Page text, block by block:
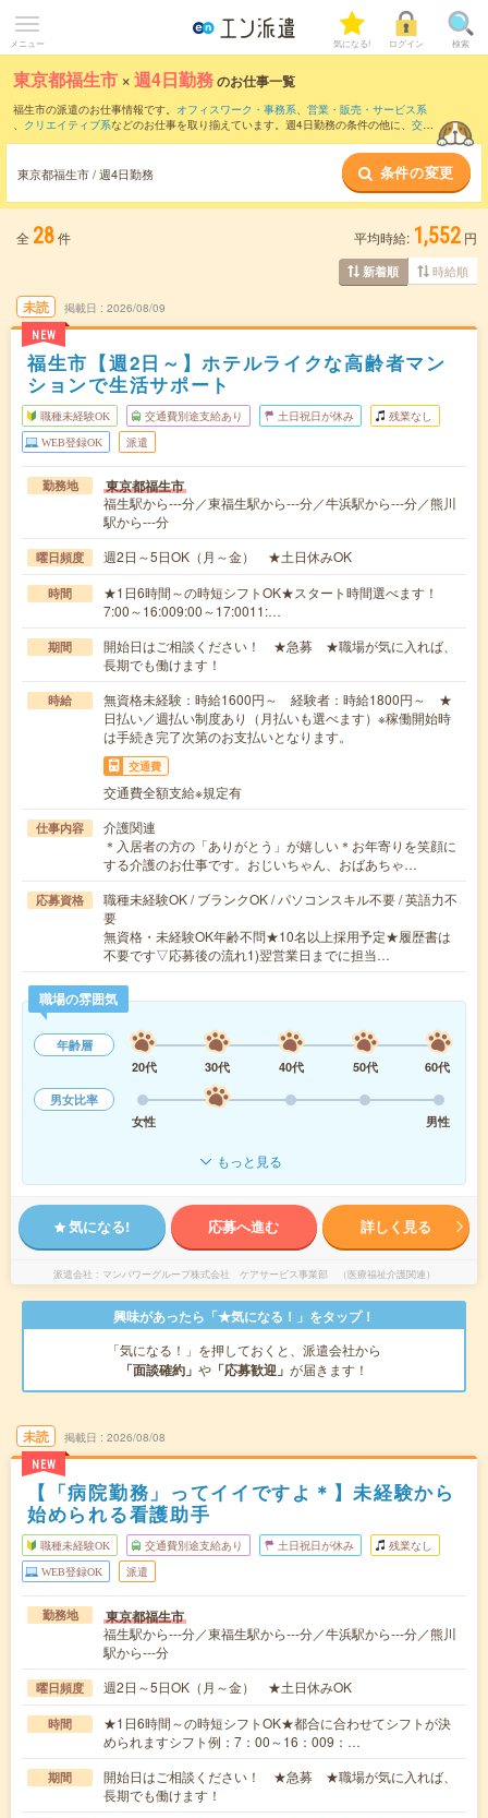
メニュー 気になる! ログイン 検索
東京都福生市 ×週4日勤務のお仕事一覧
福生市の派遣のお仕事情報です。 オフィスワーク・事務系、 営業・販売・サービス系
、 クリエイティブ系などのお仕事を取り揃えています。週4日勤務の条件の他に、 交通
東京都福生市 / 週4日勤務 条件の変更
全 28件 平均時給: 1,552 円
新着順 時給順
未読
NEW
掲載日 2026/08/09
福生市【週2日～】ホテルライクな高齢者マン
ションで生活サポート
職種未経験OK 交通費別途支給あり 土日祝日が休み 残業なし
WEB登録OK 派遣
勤務地 東京都福生市
福生駅から---分／東福生駅から---分／牛浜駅から---分／熊川
駅から---分
曜日頻度 週2日～5日OK（月～金） ★土日休みOK
時間
★1日6時間～の時短シフトOK★スタート時間選べます！
7:00～16:009:00～17:0011:…
期間
開始日はご相談ください！ ★急募 ★職場が気に入れば、
長期でも働けます！
時給
無資格未経験：時給1600円～ 経験者：時給1800円～ ★
日払い／週払い制度あり（月払いも選べます）※稼働開始時
は手続き完了次第のお支払いとなります。
交通費
交通費全額支給※規定有
仕事内容
介護関連
＊入居者の方の「ありがとう」が嬉しい＊お年寄りを笑顔に
する介護のお仕事です。おじいちゃん、おばあちゃ…
応募資格
職種未経験OK / ブランクOK / パソコンスキル不要 / 英語力不
要
無資格・未経験OK年齢不問★10名以上採用予定★履歴書は
不要です▽応募後の流れ1)翌営業日までに担当…
職場の雰囲気
年齢層
20代
30代 40代 50代
60代
男女比率
女性
男性
もっと見る
気になる! 応募へ進む 詳しく見る
派遣会社 マンパワーグループ株式会社 ケアサービス事業部 （医療福祉介護関連）
興味があったら「★気になる！」をタップ！
「気になる！」を押しておくと、派遣会社から
「面談確約」 や 「応募歓迎」 が届きます！
未読
NEW
掲載日 2026/08/08
【「病院勤務」ってイイですよ＊】未経験から
始められる看護助手
職種未経験OK 交通費別途支給あり 土日祝日が休み 残業なし
WEB登録OK 派遣
勤務地 東京都福生市
福生駅から---分／東福生駅から---分／牛浜駅から---分／熊川
駅から---分
曜日頻度 週2日～5日OK（月～金） ★土日休みOK
時間
★1日6時間～の時短シフトOK★都合に合わせてシフトが決
められますシフト例：7：00～16：009：…
期間
開始日はご相談ください！ ★急募 ★職場が気に入れば、
長期でも働けます！